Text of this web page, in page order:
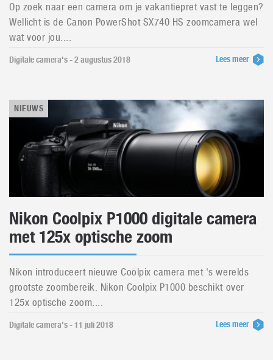
Op zoek naar een camera om je vakantiepret vast te leggen?
Wellicht is de Canon PowerShot SX740 HS zoomcamera wel
wat voor jou....
Digitale camera's - 2 augustus 2018 Lees meer
NIEUWS
Nikon Coolpix P1000 digitale camera
met 125x optische zoom
Nikon introduceert nieuwe Coolpix camera met 's werelds
grootste zoombereik. Nikon Coolpix P1000 beschikt over
125x optische zoom....
Digitale camera's - 11 juli 2018 Lees meer